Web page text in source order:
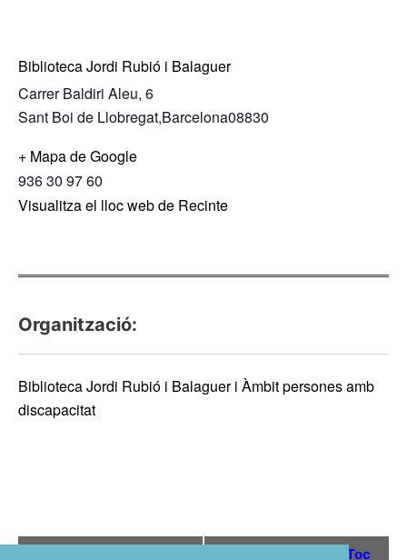
Biblioteca Jordi Rubió i Balaguer
Carrer Baldiri Aleu, 6
Sant Boi de Llobregat,Barcelona08830
+ Mapa de Google
936 30 97 60
Visualitza el lloc web de Recinte
Organització:
Biblioteca Jordi Rubió i Balaguer i Àmbit persones amb
discapacitat
N
Rubrifolkum. Toc